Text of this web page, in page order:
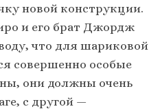
новой конструкции.
и его брат Джордж
что для шариковой
совершенно особые
они должны очень
с другой —